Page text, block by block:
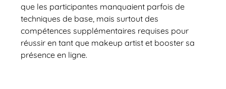
que les participantes manquaient parfois de
techniques de base, mais surtout des
compétences supplémentaires requises pour
réussir en tant que makeup artist et booster sa
présence en ligne.